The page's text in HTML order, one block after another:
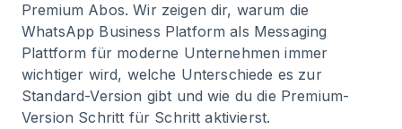
9.Fazit – Lohnt sich ein WhatsApp Business
Premium Account?
10
Unser Blick von Chatarmin – WhatsApp
Marketing Experten
Premium Abos. Wir zeigen dir, warum die
WhatsApp Business Platform als Messaging
Plattform für moderne Unternehmen immer
wichtiger wird, welche Unterschiede es zur
Standard-Version gibt und wie du die Premium-
Version Schritt für Schritt aktivierst.